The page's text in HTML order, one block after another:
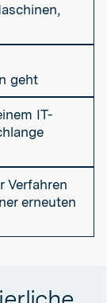
geht
IT-
Verfahren
erneuten